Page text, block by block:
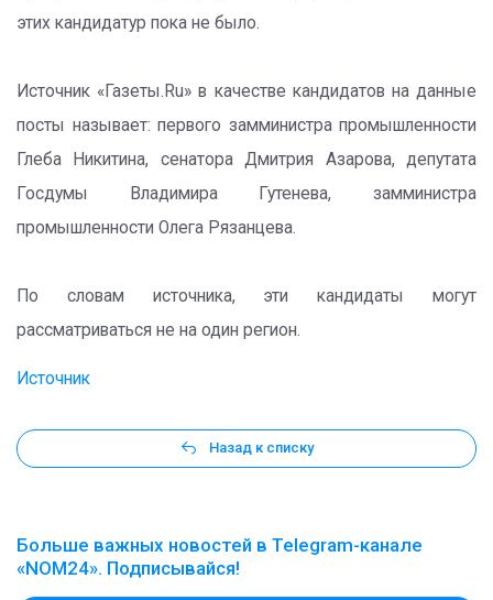
этих кандидатур пока не было.
Источник «Газеты.Ru» в качестве кандидатов на данные
посты называет: первого замминистра промышленности
Глеба Никитина, сенатора Дмитрия Азарова, депутата
Госдумы Владимира Гутенева, замминистра
промышленности Олега Рязанцева.
По словам источника, эти кандидаты могут
рассматриваться не на один регион.
Источник
Назад к списку
Больше важных новостей в Telegram-канале
«NOM24». Подписывайся!